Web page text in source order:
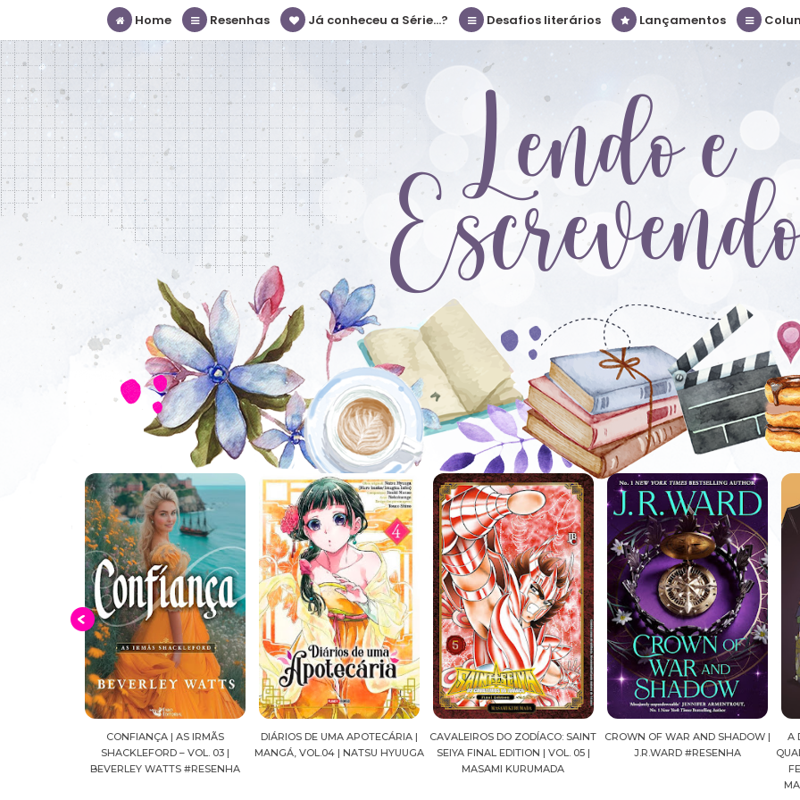
Home Resenhas Já conheceu a Série...? Desafios literários Lançamentos
DIÁRIOS DE UMA APOTECÁRIA |
MANGÁ, VOL.04 | NATSU HYUUGA
CAVALEIROS DO ZODÍACO: SAINT
SEIYA FINAL EDITION | VOL. 05 |
CROWN OF WAR AND SHADOW |
J.R.WARD #RESENHA
A DROGA DA OBEDIÊNCIA EM
QUADRINHOS | PEDRO BANDEIRA,